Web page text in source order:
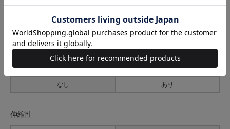
なし あり
透け感
なし あり
伸縮性